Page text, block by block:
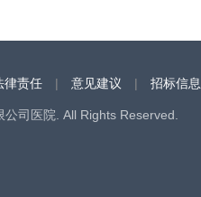
律责任 | 意见建议 | 招标信息
司医院. All Rights Reserved.